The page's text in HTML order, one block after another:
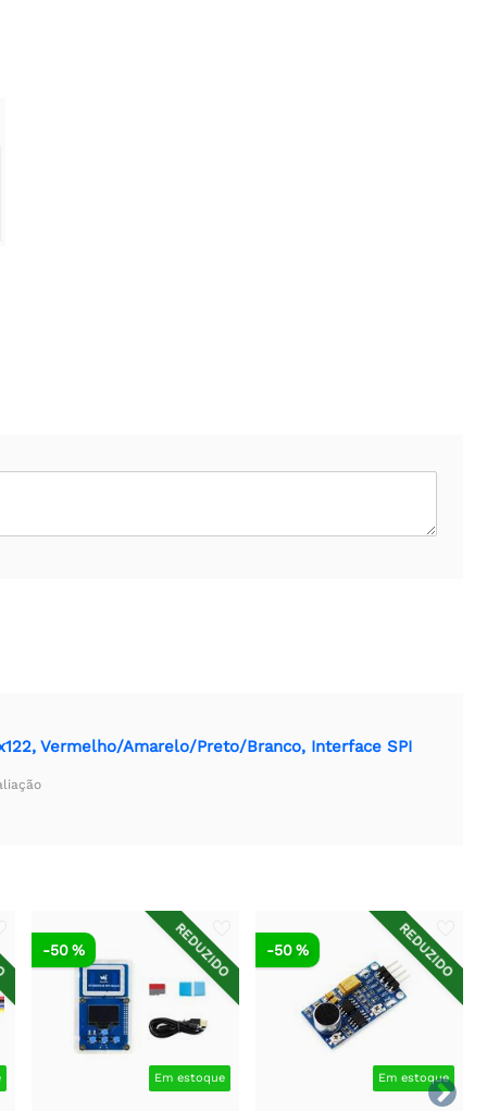
Vermelho/Amarelo/Preto/Branco, Interface SPI

REDUZIDO
Em estoque
-50 % REDUZIDO
Em estoque
-50 %